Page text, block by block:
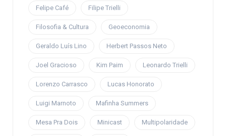
Felipe Café Filipe Trielli
Filosofia & Cultura Geoeconomia
Geraldo Luís Lino Herbert Passos Neto
Joel Gracioso Kim Paim Leonardo Trielli
Lorenzo Carrasco Lucas Honorato
Luigi Marnoto Mafinha Summers
Mesa Pra Dois Minicast Multipolaridade